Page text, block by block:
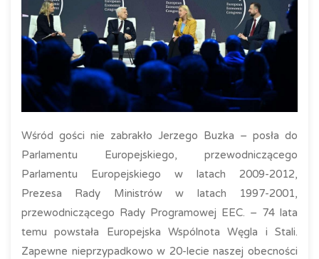
Wśród gości nie zabrakło Jerzego Buzka – posła do
Parlamentu Europejskiego, przewodniczącego
Parlamentu Europejskiego w latach 2009-2012,
Prezesa Rady Ministrów w latach 1997-2001,
przewodniczącego Rady Programowej EEC. – 74 lata
temu powstała Europejska Wspólnota Węgla i Stali.
Zapewne nieprzypadkowo w 20-lecie naszej obecności